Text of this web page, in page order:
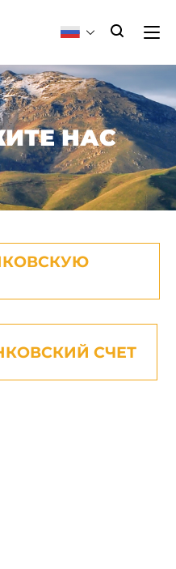
НАС
СЧЕТ